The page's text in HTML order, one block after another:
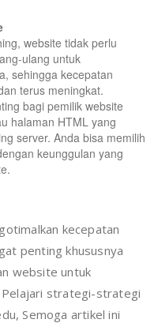
website tidak perlu
ulang untuk
sehingga kecepatan
terus meningkat.
bagi pemilik website
halaman HTML yang
server. Anda bisa memilih
keunggulan yang
kecepatan
penting khususnya
website untuk
Pelajari strategi-strategi
Semoga artikel ini